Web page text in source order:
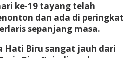
ke-19 tayang telah
dan ada di peringkat
sepanjang masa.
Hati Biru sangat jauh dari